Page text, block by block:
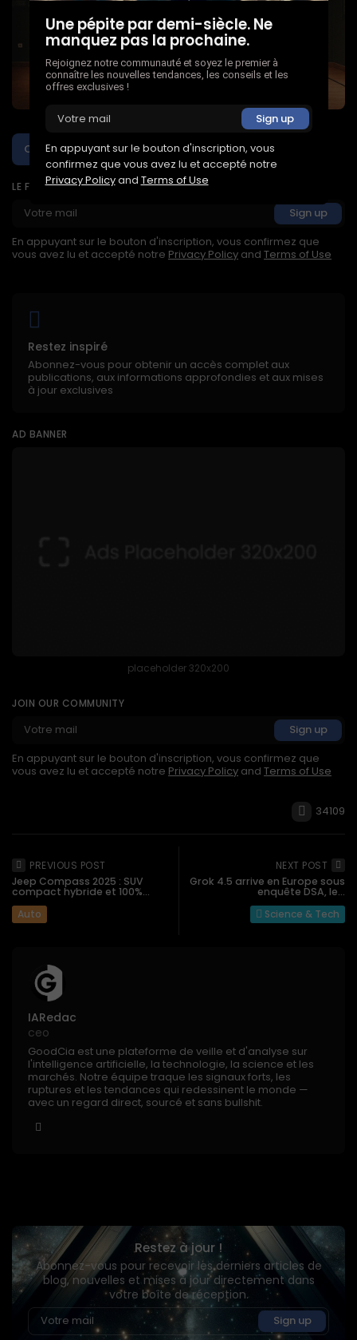
Créez un podcast qui résonne !
LE FACTEUR À DÉMISSIONNEZ
En appuyant sur le bouton d'inscription, vous confirmez que
vous avez lu et accepté notre Privacy Policy and Terms of Use
Restez inspiré
Abonnez-vous pour obtenir un accès complet aux
publications, aux informations approfondies et aux mises
à jour exclusives
AD BANNER
placeholder 320x200
JOIN OUR COMMUNITY
En appuyant sur le bouton d'inscription, vous confirmez que
vous avez lu et accepté notre Privacy Policy and Terms of Use
34109
PREVIOUS POST
Jeep Compass 2025 : SUV
compact hybride et 100%...
Auto
NEXT POST
Grok 4.5 arrive en Europe sous
enquête DSA, le...
Science & Tech
IARedac
ceo
GoodCia est une plateforme de veille et d'analyse sur
l'intelligence artificielle, la technologie, la science et les
marchés. Notre équipe traque les signaux forts, les
ruptures et les tendances qui redessinent le monde —
avec un regard direct, sourcé et sans bullshit.
Restez à jour !
Abonnez-vous pour recevoir les derniers articles de
blog, nouvelles et mises à jour directement dans
votre boîte de réception.
Une pépite par demi-siècle. Ne
manquez pas la prochaine.
Rejoignez notre communauté et soyez le premier à
connaître les nouvelles tendances, les conseils et les
offres exclusives !
En appuyant sur le bouton d'inscription, vous
confirmez que vous avez lu et accepté notre
Privacy Policyand Terms of Use